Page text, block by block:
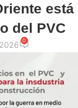
está
del PVC
0